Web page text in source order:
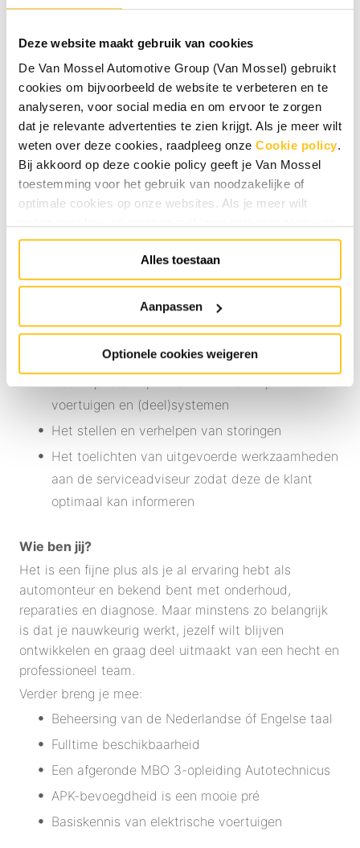
Deze website maakt gebruik van cookies
De Van Mossel Automotive Group (Van Mossel) gebruikt
cookies om bijvoorbeeld de website te verbeteren en te
analyseren, voor social media en om ervoor te zorgen
dat je relevante advertenties te zien krijgt. Als je meer wilt
weten over deze cookies, raadpleeg onze Cookie policy.
Bij akkoord op deze cookie policy geeft je Van Mossel
toestemming voor het gebruik van noodzakelijke of
optimale cookies op onze websites. Als je meer wilt
raadpleeg onzePrivacyverklaring. Specifiek voor
sollicitaties raadpleeg onzeHR Privacyverklaring
kunt de cookie instellingen te allen tijde aanpassen via de
link onderaan de website.
Alles toestaan
Aanpassen
Optionele cookies weigeren
Amsterdamzoeken wij versterking in de werkplaats.
collega’s verantwoordelijk voor het correct en tijdig
uitvoeren van onderhoud en reparaties aan de auto’s
van onze klanten.
Je werkt in een moderne en uitstekend uitgeruste
werkplaats met de nieuwste diagnose- en
onderhoudstechnieken. Je sleutelt voornamelijk aan
Nissan-modellen, maar óók aanAlpine , het
exclusieve sportmerk dat bekendstaat om zijn
lichtgewicht constructies en performance–techniek.
Een unieke kans voor monteurs die graag werken aan
Daarnaast zie je dankzij onze premium
dienstverlening ook regelmatig auto’s van andere
merken voorbijkomen. Dat zorgt voor veel afwisseling
in jouw werkdag.
Je werkzaamheden bestaan onder andere uit:
Het inspecteren, onderhouden en repareren van
voertuigen en (deel)systemen
Het stellen en verhelpen van storingen
Het toelichten van uitgevoerde werkzaamheden
aan de serviceadviseur zodat deze de klant
optimaal kan informeren
Wie ben jij?
Het is een fijne plus als je al ervaring hebt als
automonteur en bekend bent met onderhoud,
reparaties en diagnose. Maar minstens zo belangrijk
is dat je nauwkeurig werkt, jezelf wilt blijven
ontwikkelen en graag deel uitmaakt van een hecht en
professioneel team.
Verder breng je mee:
Beheersing van de Nederlandse óf Engelse taal
Fulltime beschikbaarheid
Een afgeronde MBO 3-opleiding Autotechnicus
APK-bevoegdheid is een mooie pré
Basiskennis van elektrische voertuigen